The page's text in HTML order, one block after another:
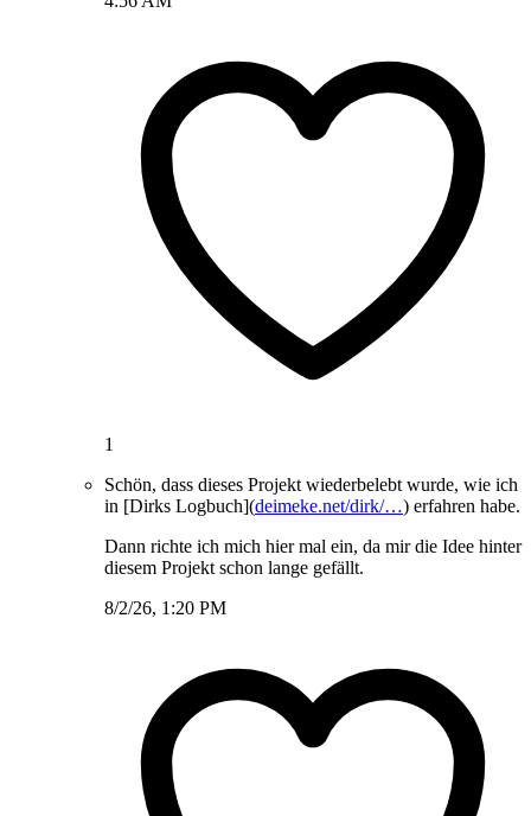
1
Schön, dass dieses Projekt wiederbelebt wurde, wie ich
in [Dirks Logbuch](deimeke.net/dirk/…) erfahren habe.
Dann richte ich mich hier mal ein, da mir die Idee hinter
diesem Projekt schon lange gefällt.
8/2/26, 1:20 PM